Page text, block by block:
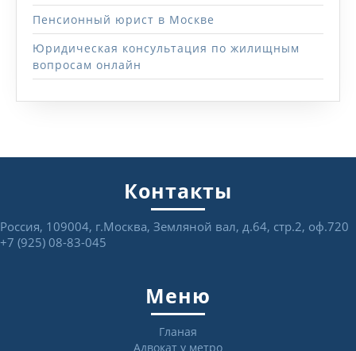
Пенсионный юрист в Москве
Юридическая консультация по жилищным
вопросам онлайн
Контакты
Россия, 109004, г.Москва, Земляной вал, д.64, стр.2, оф.720
+7 (925) 08-83-045
Меню
Гланая
Адвокат у метро